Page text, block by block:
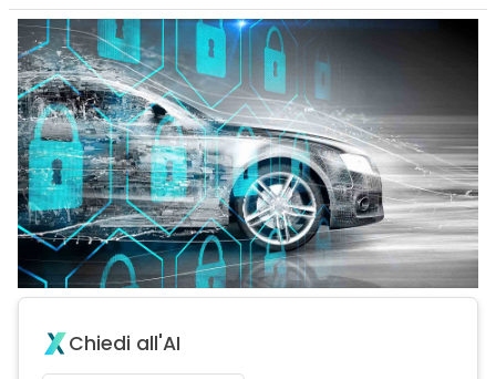
Chiedi all'AI